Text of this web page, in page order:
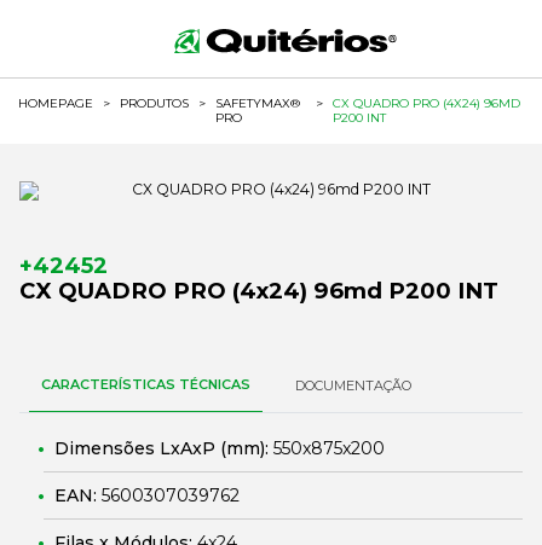
HOMEPAGE > PRODUTOS >
SAFETYMAX®
PRO
>
CX QUADRO PRO (4X24) 96MD
P200 INT
+42452
CX QUADRO PRO (4x24) 96md P200 INT
CARACTERÍSTICAS TÉCNICAS DOCUMENTAÇÃO
Dimensões LxAxP (mm): 550x875x200
EAN: 5600307039762